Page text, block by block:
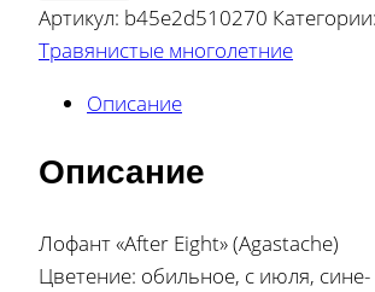
Артикул: b45e2d510270 Категории:
Травянистые многолетние
Описание
Описание
Лофант «After Eight» (Agastache)
Цветение: обильное, с июля, сине-